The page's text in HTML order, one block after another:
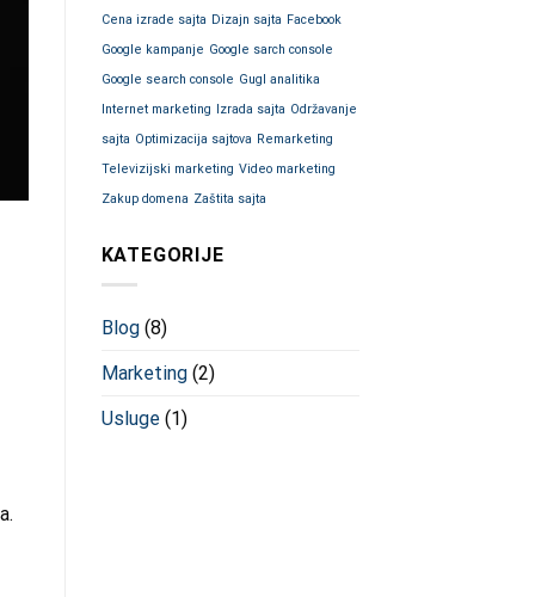
Cena izrade sajta Dizajn sajta Facebook
Google kampanje Google sarch console
Google search console Gugl analitika
Internet marketing
Izrada sajta Održavanje
sajta Optimizacija sajtova Remarketing
Televizijski marketing Video marketing
Zakup domena Zaštita sajta
KATEGORIJE
Blog(8)
Marketing(2)
Usluge(1)